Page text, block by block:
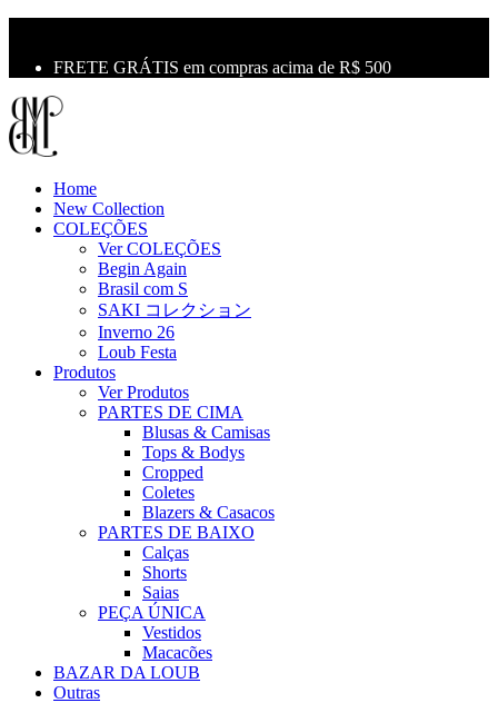
FRETE GRÁTIS em compras acima de R$ 500
Home
New Collection
COLEÇÕES
Ver COLEÇÕES
Begin Again
Brasil com S
SAKI コレクション
Inverno 26
Loub Festa
Produtos
Ver Produtos
PARTES DE CIMA
Blusas & Camisas
Tops & Bodys
Cropped
Coletes
Blazers & Casacos
PARTES DE BAIXO
Calças
Shorts
Saias
PEÇA ÚNICA
Vestidos
Macacões
BAZAR DA LOUB
Outras